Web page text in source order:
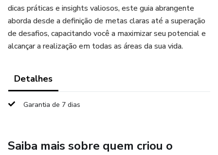
dicas práticas e insights valiosos, este guia abrangente
aborda desde a definição de metas claras até a superação
de desafios, capacitando você a maximizar seu potencial e
alcançar a realização em todas as áreas da sua vida.
Detalhes
Garantia de 7 dias
Saiba mais sobre quem criou o